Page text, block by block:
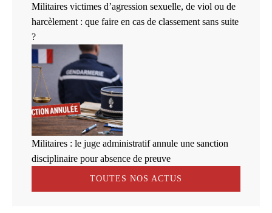
Militaires victimes d’agression sexuelle, de viol ou de
harcèlement : que faire en cas de classement sans suite
?
Militaires : le juge administratif annule une sanction
disciplinaire pour absence de preuve
TOUTES NOS ACTUS